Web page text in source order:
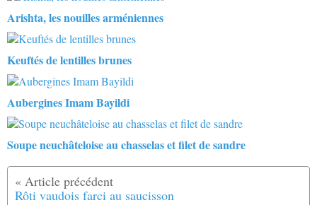
Arishta, les nouilles arméniennes
Keuftés de lentilles brunes
Aubergines Imam Bayildi
Soupe neuchâteloise au chasselas et filet de sandre
Rôti vaudois farci au saucisson